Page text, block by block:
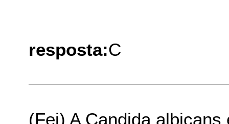
resposta:C
(Fei) A Candida